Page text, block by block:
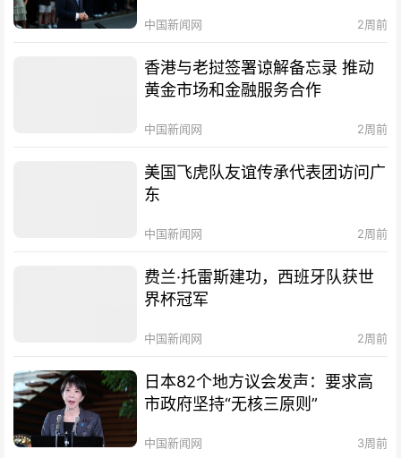
中国新闻网 2周前
香港与老挝签署谅解备忘录 推动
黄金市场和金融服务合作
中国新闻网 2周前
美国飞虎队友谊传承代表团访问广
东
中国新闻网 2周前
费兰·托雷斯建功，西班牙队获世
界杯冠军
中国新闻网 2周前
日本82个地方议会发声：要求高
市政府坚持“无核三原则”
中国新闻网 3周前